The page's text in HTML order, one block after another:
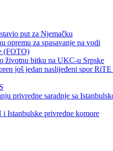
put za Njemačku
opremu za spasavanje na vodi
(FOTO)
životnu bitku na UKC-u Srpske
još jedan naslijeđeni spor
privredne saradnje sa
Istanbulske privredne komore